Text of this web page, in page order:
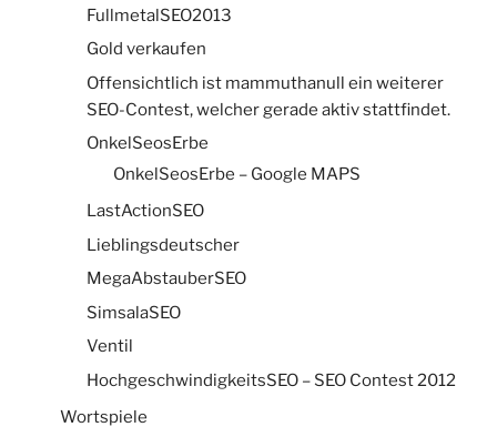
FullmetalSEO2013
Gold verkaufen
Offensichtlich ist mammuthanull ein weiterer
SEO-Contest, welcher gerade aktiv stattfindet.
OnkelSeosErbe
OnkelSeosErbe – Google MAPS
LastActionSEO
Lieblingsdeutscher
MegaAbstauberSEO
SimsalaSEO
Ventil
HochgeschwindigkeitsSEO – SEO Contest 2012
Wortspiele